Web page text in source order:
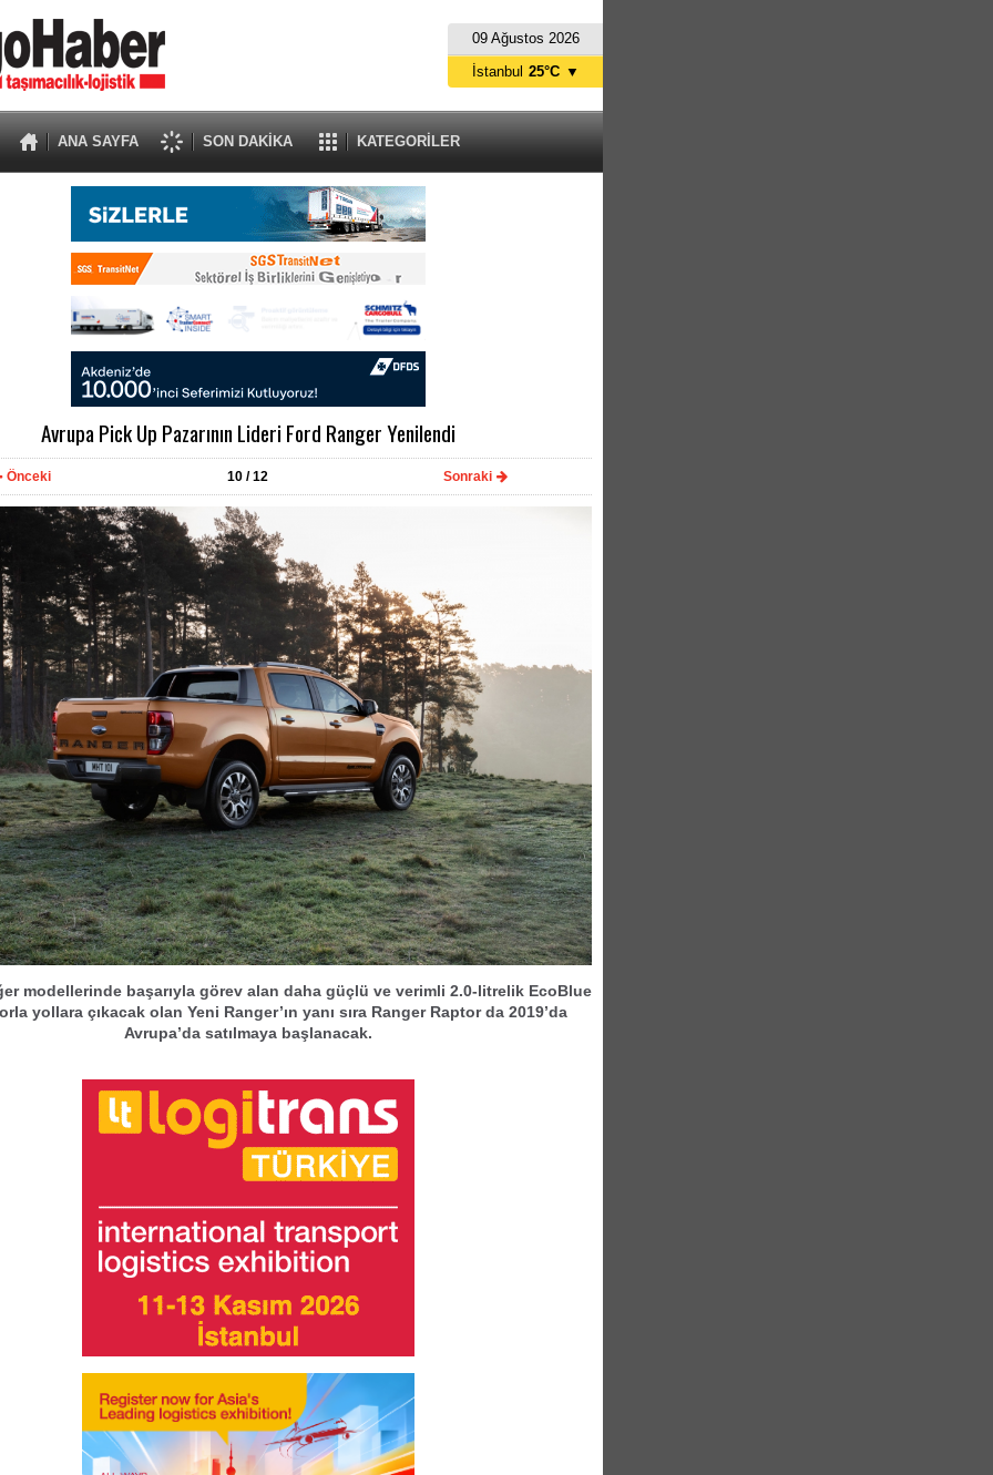
09 Ağustos 2026
ANA SAYFA SON DAKİKA KATEGORİLER
İstanbul 25°C ▼
Avrupa Pick Up Pazarının Lideri Ford Ranger Yenilendi
Önceki 10 / 12 Sonraki
modellerinde başarıyla görev alan daha güçlü ve verimli 2.0-litrelik EcoBlue
yollara çıkacak olan Yeni Ranger’ın yanı sıra Ranger Raptor da 2019’da
Avrupa’da satılmaya başlanacak.